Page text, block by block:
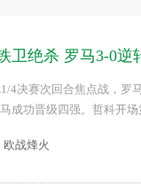
卫绝杀 罗马3-0逆
4决赛次回合焦点战，罗
成功晋级四强。哲科开
欧战烽火